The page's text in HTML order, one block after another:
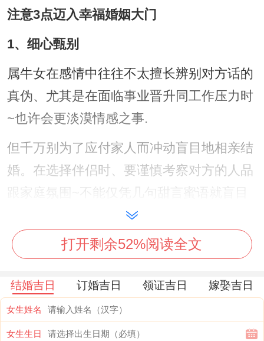
注意3点迈入幸福婚姻大门
1、细心甄别
属牛女在感情中往往不太擅长辨别对方话的
真伪、尤其是在面临事业晋升同工作压力时
~也许会更淡漠情感之事.
但千万别为了应付家人而冲动盲目地相亲结
婚。在选择伴侣时、要谨慎考察对方的人品
跟家庭氛围~不能仅凭几句甜言蜜语就盲目
决定，细心甄别也许同家人商量沟通好在做
决定。
2、注意喜星方位
若是已经恋爱几年,双方都想定下来，选择
打开剩余52%阅读全文
结婚吉日 订婚吉日 领证吉日 嫁娶吉日
女生姓名
女生生日